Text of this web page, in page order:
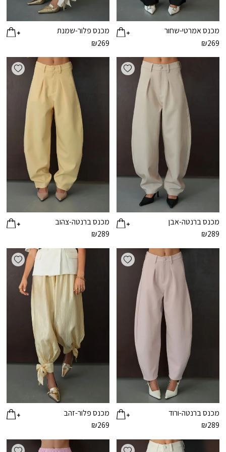
מכנס אמרטי-שחור
₪269
מכנס פלור-שמנת
₪269
Add wishlist
מכנס ברנטה-אבן
₪289
מכנס ברנטה-צהוב
₪289
Add wishlist
מכנס ברנטה-ורוד
₪289
מכנס פלור-זהב
₪269
Add wishlist